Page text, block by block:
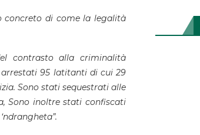
concreto di come la legalità
contrasto alla criminalità
arrestati 95 latitanti di cui 29
Sono stati sequestrati alle
Sono inoltre stati confiscati